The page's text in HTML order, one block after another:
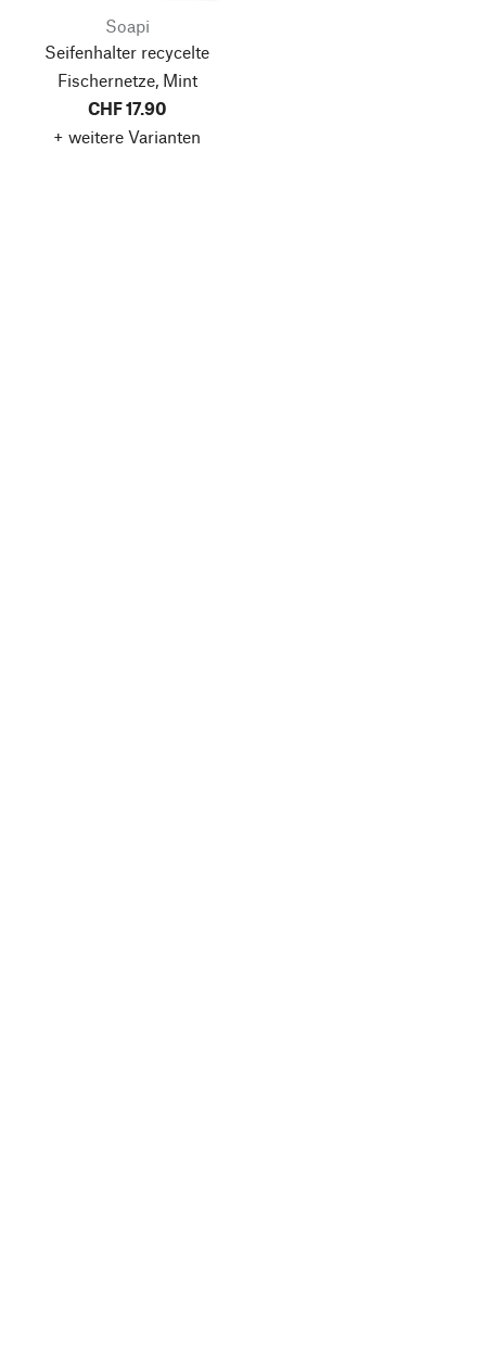
Soapi
Seifenhalter recycelte
Fischernetze, Mint
CHF 17.90
+ weitere Varianten